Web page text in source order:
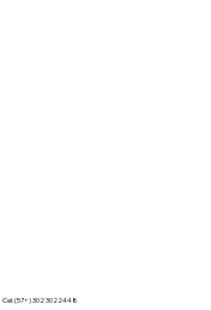
Cel: (57+) 302 3022448